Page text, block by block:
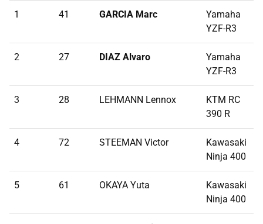
1 41 GARCIA Marc
Yamaha
YZF-R3
2 27 DIAZ Alvaro
Yamaha
YZF-R3
3 28 LEHMANN Lennox
KTM RC
390 R
4 72 STEEMAN Victor
Kawasaki
Ninja 400
5 61 OKAYA Yuta
Kawasaki
Ninja 400